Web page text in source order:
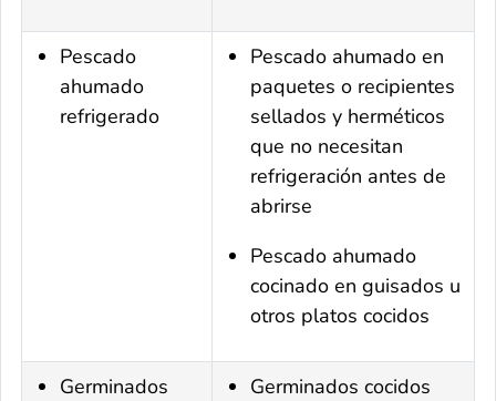
Pescado
ahumado
refrigerado
Pescado ahumado en
paquetes o recipientes
sellados y herméticos
que no necesitan
refrigeración antes de
abrirse
Pescado ahumado
cocinado en guisados u
otros platos cocidos
Germinados
Germinados cocidos